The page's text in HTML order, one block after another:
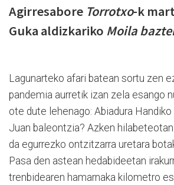
Agirresabore Torrotxo-k
Guka aldizkariko Moila
Lagunarteko afari batean sortu zen
pandemia aurretik izan zela esango
ote dute lehenago: Abiadura Handiko
Juan baleontzia? Azken
da egurrezko ontzitzarra uretara
Pasa den astean hedabideetan
trenbidearen hamarnaka kilometro